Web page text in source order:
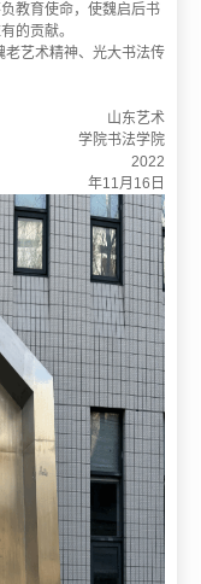
教育使命，使魏启后书
的贡献。
艺术精神、光大书法传
山东艺术
学院书法学院
2022
年11月16日